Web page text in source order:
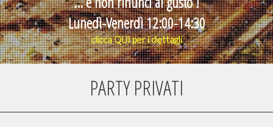
Lunedì-Venerdì 12:00-14:30
cliccaQUIper i dettagli
PARTY PRIVATI